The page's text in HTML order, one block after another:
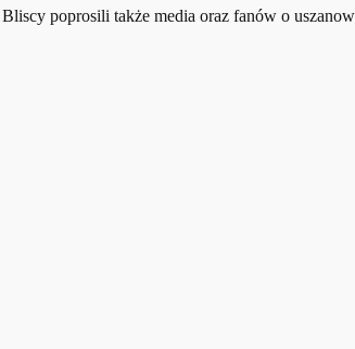
poprosili także media oraz fanów o